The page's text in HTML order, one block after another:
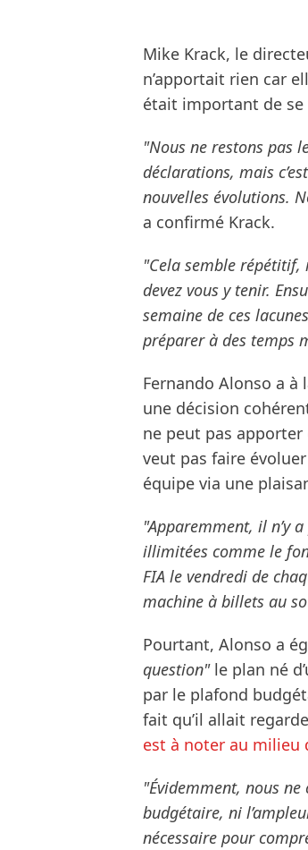
Mike Krack, le
n’apportait rien car
était important de se
"Nous ne restons pas
déclarations, mais
nouvelles évolutions.
a confirmé Krack.
"Cela semble répétitif,
devez vous y tenir.
semaine de ces
préparer à des temps
Fernando Alonso a
une décision
ne peut pas apporter
veut pas faire
équipe via une
"Apparemment, il n’y
illimitées comme le
FIA le vendredi de
machine à billets au
Pourtant, Alonso a
question"le plan né
par le plafond
fait qu’il allait
est à noter au milieu
"Évidemment, nous
budgétaire, ni
nécessaire pour